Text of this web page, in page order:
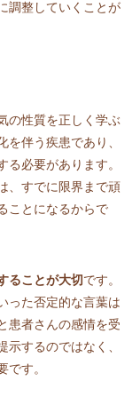
調整していくことが
の性質を正しく学ぶ
を伴う疾患であり、
必要があります。
、すでに限界まで頑
ことになるからで
ることが大切 です。
った否定的な言葉は
患者さんの感情を受
示するのではなく、
です。